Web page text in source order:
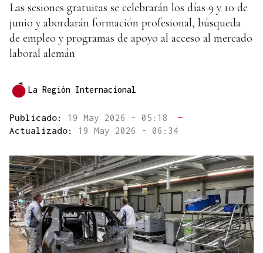
Las sesiones gratuitas se celebrarán los días 9 y 10 de
junio y abordarán formación profesional, búsqueda
de empleo y programas de apoyo al acceso al mercado
laboral alemán
La Región Internacional
Publicado: 19 May 2026 - 05:18
—
Actualizado: 19 May 2026 - 06:34